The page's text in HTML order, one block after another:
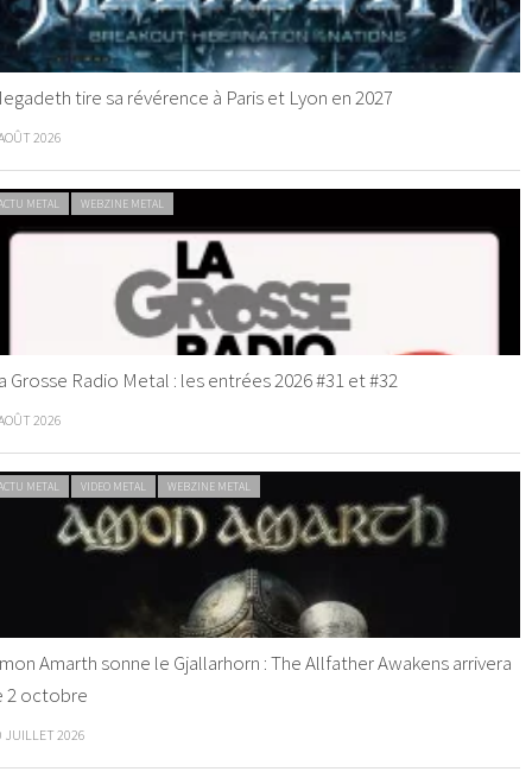
tire sa révérence à Paris et Lyon en 2027
2026
METAL WEBZINE METAL
Grosse Radio Metal : les entrées 2026 #31 et #32
2026
METAL VIDEO METAL WEBZINE METAL
Amarth sonne le Gjallarhorn : The Allfather Awakens arrivera
2 octobre
JUILLET 2026